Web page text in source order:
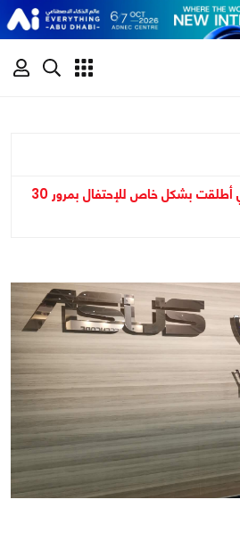
ماهي المننتجات التي أطلقت بشكل خاص للإحتفال بمرور 30